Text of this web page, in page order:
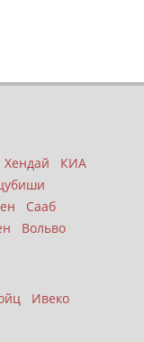
Хендай
КИА
Сааб
Вольво
Ивеко